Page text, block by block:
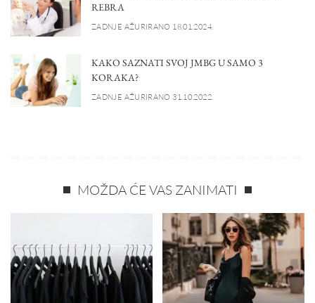
REBRA
ZADNJE AŽURIRANO 18.01.2024.
KAKO SAZNATI SVOJ JMBG U SAMO 3
KORAKA?
ZADNJE AŽURIRANO 31.10.2022.
MOŽDA ĆE VAS ZANIMATI